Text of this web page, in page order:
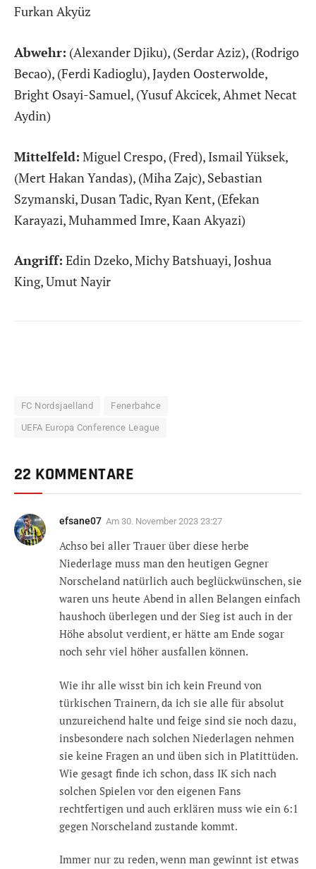
Furkan Akyüz
Abwehr: (Alexander Djiku), (Serdar Aziz), (Rodrigo
Becao), (Ferdi Kadioglu), Jayden Oosterwolde,
Bright Osayi-Samuel, (Yusuf Akcicek, Ahmet Necat
Aydin)
Mittelfeld: Miguel Crespo, (Fred), Ismail Yüksek,
(Mert Hakan Yandas), (Miha Zajc), Sebastian
Szymanski, Dusan Tadic, Ryan Kent, (Efekan
Karayazi, Muhammed Imre, Kaan Akyazi)
Angriff: Edin Dzeko, Michy Batshuayi, Joshua
King, Umut Nayir
FC Nordsjaelland Fenerbahce
UEFA Europa Conference League
22 KOMMENTARE
efsane07 Am 30. November 2023 23:27
Achso bei aller Trauer über diese herbe
Niederlage muss man den heutigen Gegner
Norscheland natürlich auch beglückwünschen, sie
waren uns heute Abend in allen Belangen einfach
haushoch überlegen und der Sieg ist auch in der
Höhe absolut verdient, er hätte am Ende sogar
noch sehr viel höher ausfallen können.
Wie ihr alle wisst bin ich kein Freund von
türkischen Trainern, da ich sie alle für absolut
unzureichend halte und feige sind sie noch dazu,
insbesondere nach solchen Niederlagen nehmen
sie keine Fragen an und üben sich in Platittüden.
Wie gesagt finde ich schon, dass IK sich nach
solchen Spielen vor den eigenen Fans
rechtfertigen und auch erklären muss wie ein 6:1
gegen Norscheland zustande kommt.
Immer nur zu reden, wenn man gewinnt ist etwas